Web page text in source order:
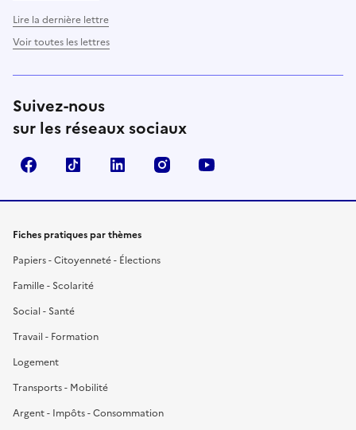
Lire la dernière lettre
Voir toutes les lettres
Suivez-nous
sur les réseaux sociaux
FacebookTikTok LinkedIn Instagram
Fiches pratiques par thèmes
Papiers - Citoyenneté - Élections
Famille - Scolarité
Social - Santé
Travail - Formation
Logement
Transports - Mobilité
Argent - Impôts - Consommation